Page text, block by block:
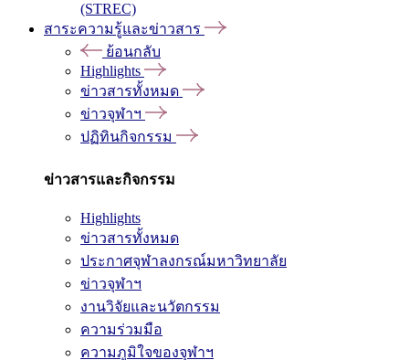
(STREC)
สาระความรู้และข่าวสาร
ย้อนกลับ
Highlights
ข่าวสารทั้งหมด
ข่าวจุฬาฯ
ปฏิทินกิจกรรม
ข่าวสารและกิจกรรม
Highlights
ข่าวสารทั้งหมด
ประกาศจุฬาลงกรณ์มหาวิทยาลัย
ข่าวจุฬาฯ
งานวิจัยและนวัตกรรม
ความร่วมมือ
ความภูมิใจของจุฬาฯ